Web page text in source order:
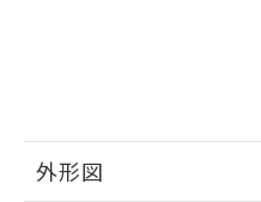
外形図
用者の範囲」
※本証明書は発行日
るもので、過去に遡
ものではありません。